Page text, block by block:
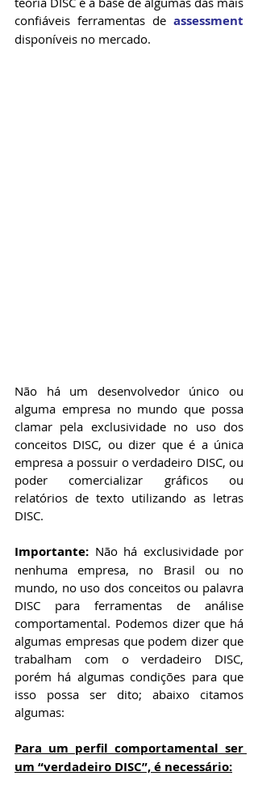
confiáveis ferramentas de assessment
disponíveis no mercado.
Não há um desenvolvedor único ou
alguma empresa no mundo que possa
clamar pela exclusividade no uso dos
conceitos DISC, ou dizer que é a única
empresa a possuir o verdadeiro DISC, ou
poder comercializar gráficos ou
relatórios de texto utilizando as letras
DISC.
Importante: Não há exclusividade por
nenhuma empresa, no Brasil ou no
mundo, no uso dos conceitos ou palavra
DISC para ferramentas de análise
comportamental. Podemos dizer que há
algumas empresas que podem dizer que
trabalham com o verdadeiro DISC,
porém há algumas condições para que
isso possa ser dito; abaixo citamos
algumas:
Para um perfil comportamental ser
um “verdadeiro DISC”, é necessário: